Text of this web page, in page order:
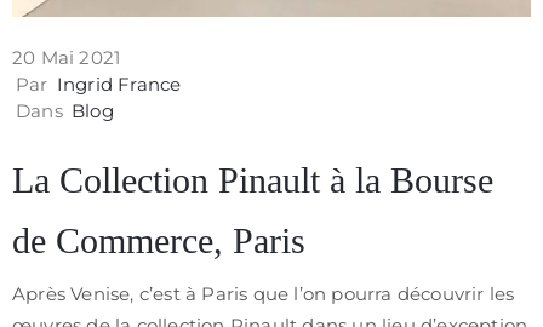
Politique
confidentialité
20 Mai 2021
Par Ingrid France
Dans Blog
La Collection Pinault à la Bourse
de Commerce, Paris
Après Venise, c’est à Paris que l’on pourra découvrir les